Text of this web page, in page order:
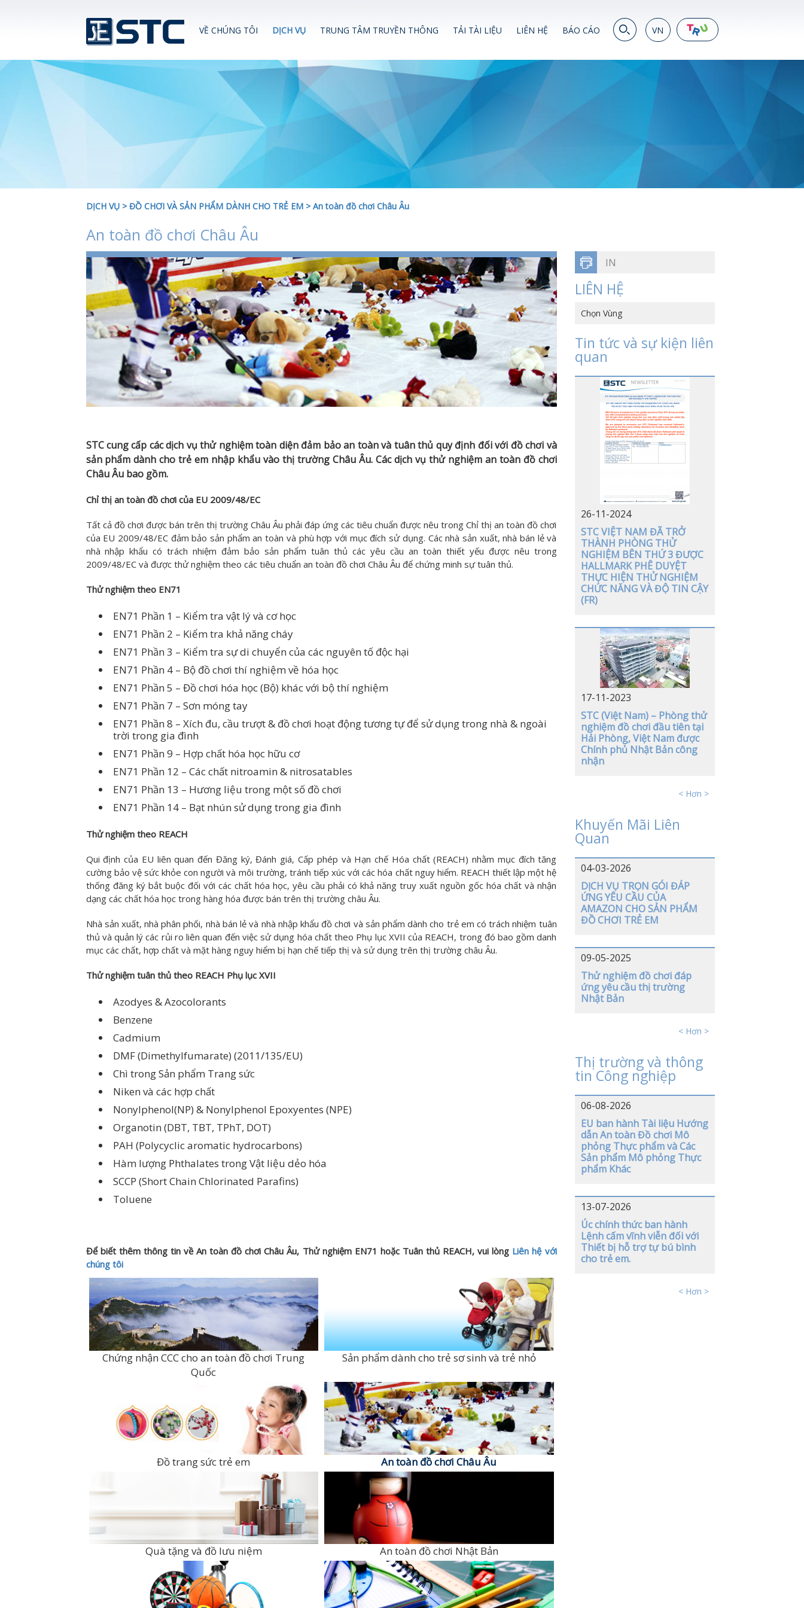
VN
繁
简
VN
VỀ CHÚNG TÔI DỊCH VỤ TRUNG TÂM TRUYỀN THÔNG TẢI TÀI LIỆU LIÊN HỆ BÁO CÁO
DỊCH VỤ > ĐỒ CHƠI VÀ SẢN PHẨM DÀNH CHO TRẺ EM > An toàn đồ chơi Châu Âu
An toàn đồ chơi Châu Âu
STC cung cấp các dịch vụ thử nghiệm toàn diện đảm bảo an toàn và tuân thủ quy định đối với đồ chơi và
sản phẩm dành cho trẻ em nhập khẩu vào thị trường Châu Âu. Các dịch vụ thử nghiệm an toàn đồ chơi
Châu Âu bao gồm.
Chỉ thị an toàn đồ chơi của EU 2009/48/EC
Tất cả đồ chơi được bán trên thị trường Châu Âu phải đáp ứng các tiêu chuẩn được nêu trong Chỉ thị an toàn đồ chơi
của EU 2009/48/EC đảm bảo sản phẩm an toàn và phù hợp với mục đích sử dụng. Các nhà sản xuất, nhà bán lẻ và
nhà nhập khẩu có trách nhiệm đảm bảo sản phẩm tuân thủ các yêu cầu an toàn thiết yếu được nêu trong
2009/48/EC và được thử nghiệm theo các tiêu chuẩn an toàn đồ chơi Châu Âu để chứng minh sự tuân thủ.
Thử nghiệm theo EN71
EN71 Phần 1 – Kiểm tra vật lý và cơ học
EN71 Phần 2 – Kiểm tra khả năng cháy
EN71 Phần 3 – Kiểm tra sự di chuyển của các nguyên tố độc hại
EN71 Phần 4 – Bộ đồ chơi thí nghiệm về hóa học
EN71 Phần 5 – Đồ chơi hóa học (Bộ) khác với bộ thí nghiệm
EN71 Phần 7 – Sơn móng tay
EN71 Phần 8 – Xích đu, cầu trượt & đồ chơi hoạt động tương tự để sử dụng trong nhà & ngoài
trời trong gia đình
EN71 Phần 9 – Hợp chất hóa học hữu cơ
EN71 Phần 12 – Các chất nitroamin & nitrosatables
EN71 Phần 13 – Hương liệu trong một số đồ chơi
EN71 Phần 14 – Bạt nhún sử dụng trong gia đình
Thử nghiệm theo REACH
Qui định của EU liên quan đến Đăng ký, Đánh giá, Cấp phép và Hạn chế Hóa chất (REACH) nhằm mục đích tăng
cường bảo vệ sức khỏe con người và môi trường, tránh tiếp xúc với các hóa chất nguy hiểm. REACH thiết lập một hệ
thống đăng ký bắt buộc đối với các chất hóa học, yêu cầu phải có khả năng truy xuất nguồn gốc hóa chất và nhận
dạng các chất hóa học trong hàng hóa được bán trên thị trường châu Âu.
Nhà sản xuất, nhà phân phối, nhà bán lẻ và nhà nhập khẩu đồ chơi và sản phẩm dành cho trẻ em có trách nhiệm tuân
thủ và quản lý các rủi ro liên quan đến việc sử dụng hóa chất theo Phụ lục XVII của REACH, trong đó bao gồm danh
mục các chất, hợp chất và mặt hàng nguy hiểm bị hạn chế tiếp thị và sử dụng trên thị trường châu Âu.
Thử nghiệm tuân thủ theo REACH Phụ lục XVII
Azodyes & Azocolorants
Benzene
Cadmium
DMF (Dimethylfumarate) (2011/135/EU)
Chì trong Sản phẩm Trang sức
Niken và các hợp chất
Nonylphenol(NP) & Nonylphenol Epoxyentes (NPE)
Organotin (DBT, TBT, TPhT, DOT)
PAH (Polycyclic aromatic hydrocarbons)
Hàm lượng Phthalates trong Vật liệu dẻo hóa
SCCP (Short Chain Chlorinated Parafins)
Toluene
Để biết thêm thông tin về An toàn đồ chơi Châu Âu, Thử nghiệm EN71 hoặc Tuân thủ REACH, vui lòng Liên hệ với
chúng tôi
Chứng nhận CCC cho an toàn đồ chơi Trung
Quốc
Sản phẩm dành cho trẻ sơ sinh và trẻ nhỏ
Đồ trang sức trẻ em An toàn đồ chơi Châu Âu
Quà tặng và đồ lưu niệm An toàn đồ chơi Nhật Bản
IN
LIÊN HỆ
Chọn Vùng
HỒNG KÔNG, TRUNG QUỐC
TRUNG QUỐC
VIỆT NAM
NHẬT BẢN
Tin tức và sự kiện liên
quan
26-11-2024
STC VIỆT NAM ĐÃ TRỞ
THÀNH PHÒNG THỬ
NGHIỆM BÊN THỨ 3 ĐƯỢC
HALLMARK PHÊ DUYỆT
THỰC HIỆN THỬ NGHIỆM
CHỨC NĂNG VÀ ĐỘ TIN CẬY
(FR)
17-11-2023
STC (Việt Nam) – Phòng thử
nghiệm đồ chơi đầu tiên tại
Hải Phòng, Việt Nam được
Chính phủ Nhật Bản công
nhận
< Hơn >
Khuyến Mãi Liên
Quan
04-03-2026
DỊCH VỤ TRỌN GÓI ĐÁP
ỨNG YÊU CẦU CỦA
AMAZON CHO SẢN PHẨM
ĐỒ CHƠI TRẺ EM
09-05-2025
Thử nghiệm đồ chơi đáp
ứng yêu cầu thị trường
Nhật Bản
< Hơn >
Thị trường và thông
tin Công nghiệp
06-08-2026
EU ban hành Tài liệu Hướng
dẫn An toàn Đồ chơi Mô
phỏng Thực phẩm và Các
Sản phẩm Mô phỏng Thực
phẩm Khác
13-07-2026
Úc chính thức ban hành
Lệnh cấm vĩnh viễn đối với
Thiết bị hỗ trợ tự bú bình
cho trẻ em.
< Hơn >